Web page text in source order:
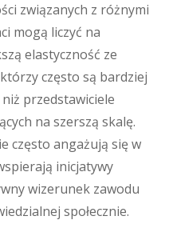
związanych z różnymi
mogą liczyć na
elastyczność ze
często są bardziej
przedstawiciele
na szerszą skalę.
często angażują się w
inicjatywy
wizerunek zawodu
społecznie.